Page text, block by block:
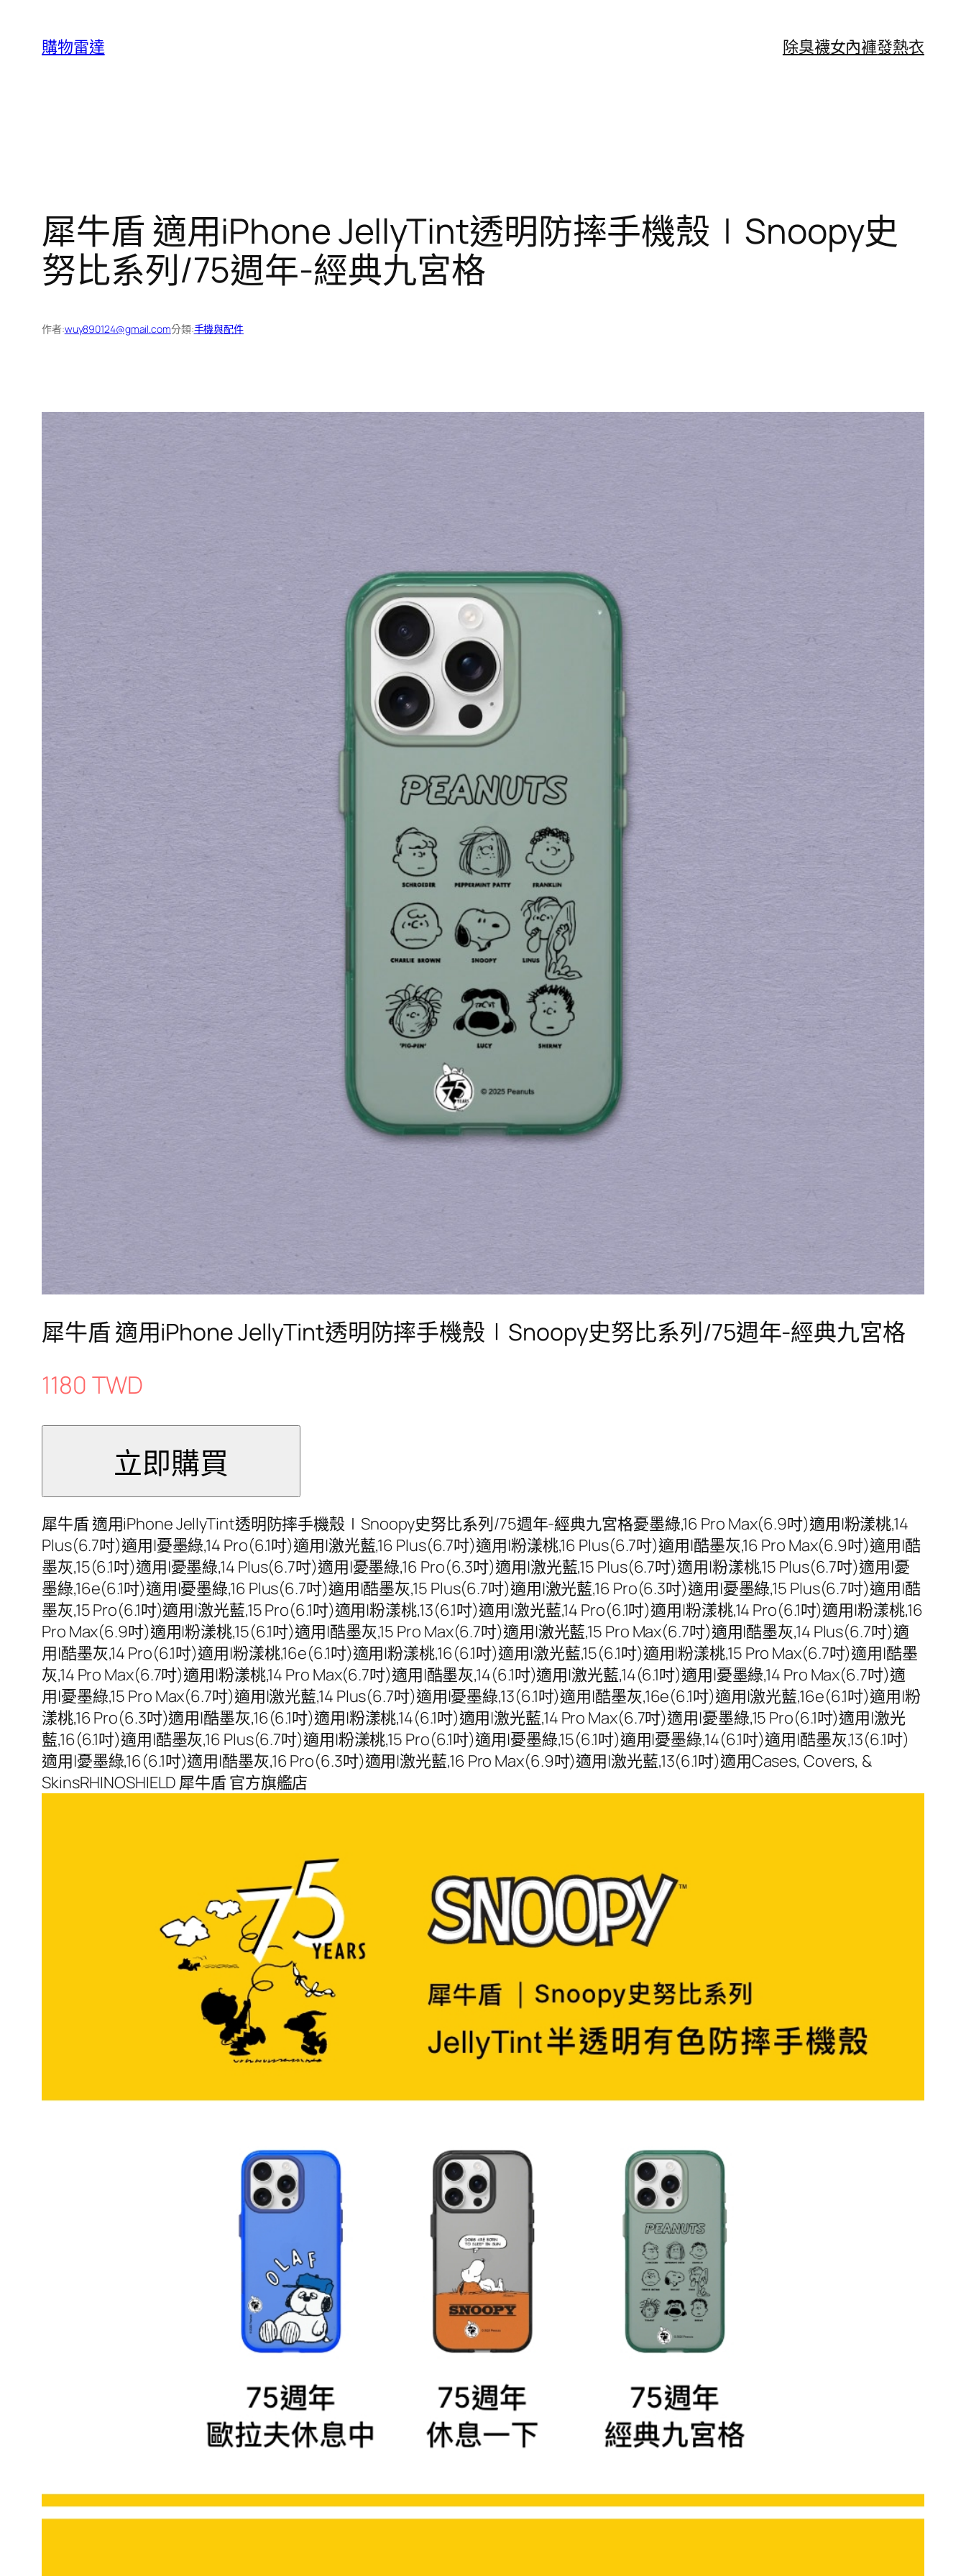
購物雷達 除臭襪女內褲發熱衣
犀牛盾 適用iPhone JellyTint透明防摔手機殼∣Snoopy史
努比系列/75週年-經典九宮格
作者:wuy890124@gmail.com分類:手機與配件
犀牛盾 適用iPhone JellyTint透明防摔手機殼∣Snoopy史努比系列/75週年-經典九宮格
1180 TWD
犀牛盾 適用iPhone JellyTint透明防摔手機殼∣Snoopy史努比系列/75週年-經典九宮格憂墨綠,16 Pro Max(6.9吋)適用|粉漾桃,14
Plus(6.7吋)適用|憂墨綠,14 Pro(6.1吋)適用|激光藍,16 Plus(6.7吋)適用|粉漾桃,16 Plus(6.7吋)適用|酷墨灰,16 Pro Max(6.9吋)適用|酷
墨灰,15(6.1吋)適用|憂墨綠,14 Plus(6.7吋)適用|憂墨綠,16 Pro(6.3吋)適用|激光藍,15 Plus(6.7吋)適用|粉漾桃,15 Plus(6.7吋)適用|憂
墨綠,16e(6.1吋)適用|憂墨綠,16 Plus(6.7吋)適用|酷墨灰,15 Plus(6.7吋)適用|激光藍,16 Pro(6.3吋)適用|憂墨綠,15 Plus(6.7吋)適用|酷
墨灰,15 Pro(6.1吋)適用|激光藍,15 Pro(6.1吋)適用|粉漾桃,13(6.1吋)適用|激光藍,14 Pro(6.1吋)適用|粉漾桃,14 Pro(6.1吋)適用|粉漾桃,16
Pro Max(6.9吋)適用|粉漾桃,15(6.1吋)適用|酷墨灰,15 Pro Max(6.7吋)適用|激光藍,15 Pro Max(6.7吋)適用|酷墨灰,14 Plus(6.7吋)適
用|酷墨灰,14 Pro(6.1吋)適用|粉漾桃,16e(6.1吋)適用|粉漾桃,16(6.1吋)適用|激光藍,15(6.1吋)適用|粉漾桃,15 Pro Max(6.7吋)適用|酷墨
灰,14 Pro Max(6.7吋)適用|粉漾桃,14 Pro Max(6.7吋)適用|酷墨灰,14(6.1吋)適用|激光藍,14(6.1吋)適用|憂墨綠,14 Pro Max(6.7吋)適
用|憂墨綠,15 Pro Max(6.7吋)適用|激光藍,14 Plus(6.7吋)適用|憂墨綠,13(6.1吋)適用|酷墨灰,16e(6.1吋)適用|激光藍,16e(6.1吋)適用|粉
漾桃,16 Pro(6.3吋)適用|酷墨灰,16(6.1吋)適用|粉漾桃,14(6.1吋)適用|激光藍,14 Pro Max(6.7吋)適用|憂墨綠,15 Pro(6.1吋)適用|激光
藍,16(6.1吋)適用|酷墨灰,16 Plus(6.7吋)適用|粉漾桃,15 Pro(6.1吋)適用|憂墨綠,15(6.1吋)適用|憂墨綠,14(6.1吋)適用|酷墨灰,13(6.1吋)
適用|憂墨綠,16(6.1吋)適用|酷墨灰,16 Pro(6.3吋)適用|激光藍,16 Pro Max(6.9吋)適用|激光藍,13(6.1吋)適用Cases, Covers, &
SkinsRHINOSHIELD 犀牛盾 官方旗艦店